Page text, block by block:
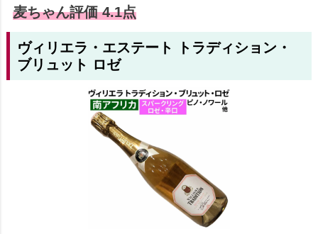
麦ちゃん評価 4.1点
ヴィリエラ・エステート トラディション・
ブリュット ロゼ